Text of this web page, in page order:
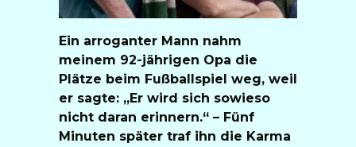
Ein arroganter Mann nahm
meinem 92-jährigen Opa die
Plätze beim Fußballspiel weg, weil
er sagte: „Er wird sich sowieso
nicht daran erinnern.“ – Fünf
Minuten später traf ihn die Karma